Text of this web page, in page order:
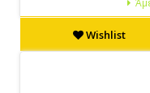
Wishlist